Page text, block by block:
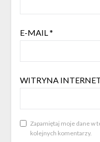
E-MAIL*
WITRYNA
Zapamiętaj moje dane w
kolejnych komentarzy.